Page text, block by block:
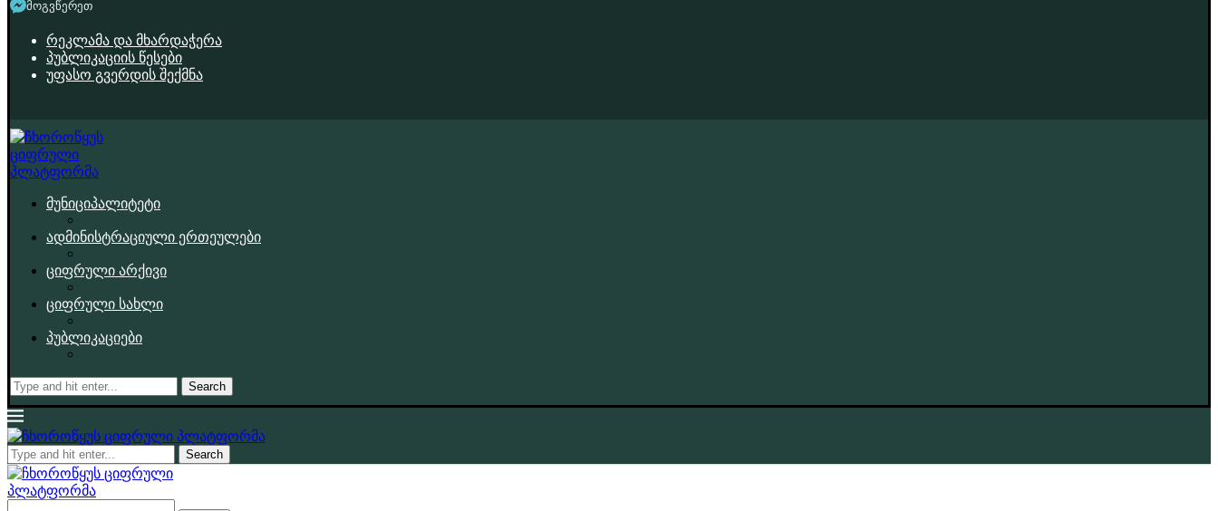
მოგვწერეთ
რეკლამა და მხარდაჭერა
პუბლიკაციის წესები
უფასო გვერდის შექმნა
მუნიციპალიტეტი
ადმინისტრაციული ერთეულები
ციფრული არქივი
ციფრული სახლი
პუბლიკაციები
Search
Search